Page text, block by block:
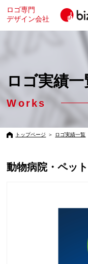
ロゴ専門
デザイン会社
ロゴ実績一
Works
トップページ ＞ ロゴ実績一覧
動物病院・ペッ